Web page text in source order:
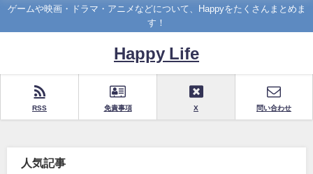
ゲームや映画・ドラマ・アニメなどについて、Happyをたくさんまとめま
す！
Happy Life
RSS 免責事項 X 問い合わせ
人気記事